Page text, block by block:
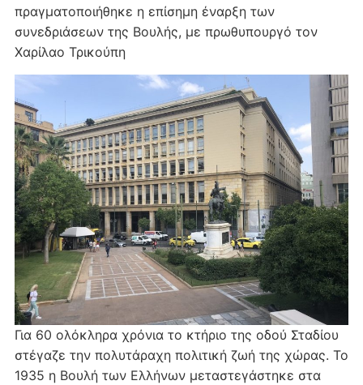
πραγματοποιήθηκε η επίσημη έναρξη των
συνεδριάσεων της Βουλής, με πρωθυπουργό τον
Χαρίλαο Τρικούπη
Για 60 ολόκληρα χρόνια το κτήριο της οδού Σταδίου
στέγαζε την πολυτάραχη πολιτική ζωή της χώρας. Το
1935 η Βουλή των Ελλήνων μεταστεγάστηκε στα